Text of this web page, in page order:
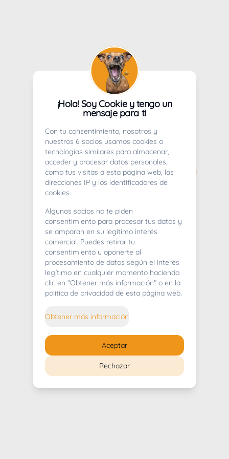
404
Whoops! Lo sentimos mucho.
¡Hola! Soy Cookie y tengo un
mensaje para ti
Con tu consentimiento, nosotros y
nuestros 6 socios usamos cookies o
tecnologías similares para almacenar,
acceder y procesar datos personales,
como tus visitas a esta página web, las
direcciones IP y los identificadores de
cookies.
Algunos socios no te piden
consentimiento para procesar tus datos y
se amparan en su legítimo interés
comercial. Puedes retirar tu
consentimiento u oponerte al
procesamiento de datos según el interés
legítimo en cualquier momento haciendo
clic en "Obtener más información" o en la
política de privacidad de esta página web.
Obtener más información
Rechazar
Aceptar